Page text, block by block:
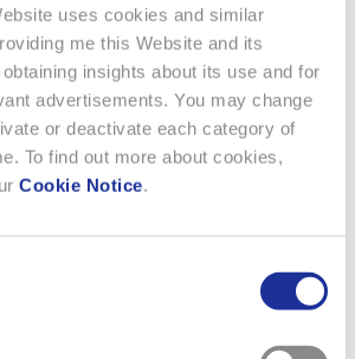
uses cookies and similar
me this Website and its
insights about its use and for
advertisements. You may change
or deactivate each category of
To find out more about cookies,
Cookie Notice.
in allen Preissegmenten und auf allen
vielfältige Markenportfolio, die
neuer Produkte und die
der Retailaktivität unterstützten